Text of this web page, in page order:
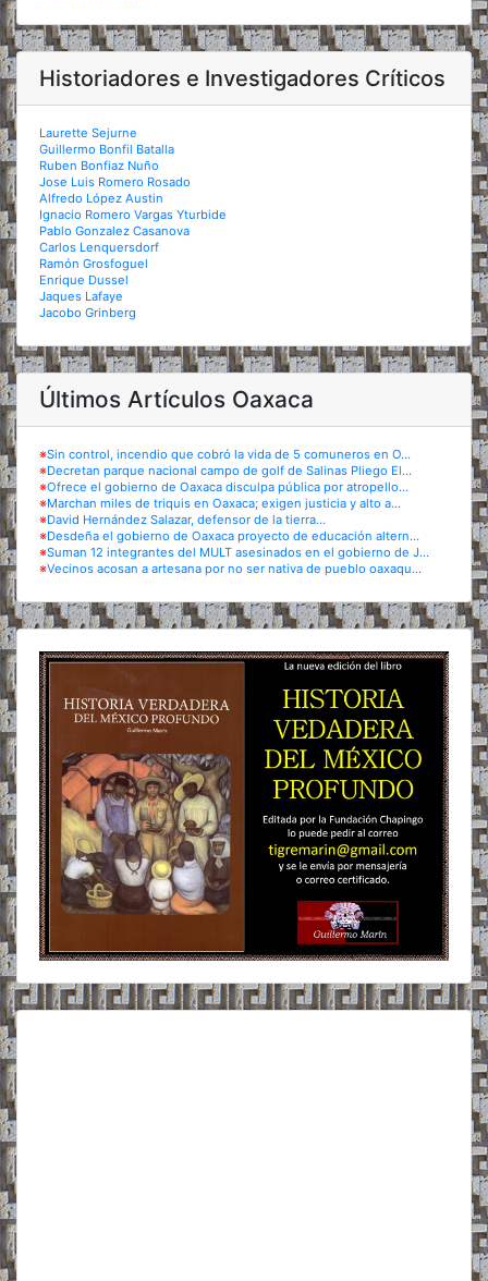
Historiadores e Investigadores Críticos
Laurette Sejurne
Guillermo Bonfil Batalla
Ruben Bonfiaz Nuño
Jose Luis Romero Rosado
Alfredo López Austin
Ignacio Romero Vargas Yturbide
Pablo Gonzalez Casanova
Carlos Lenquersdorf
Ramón Grosfoguel
Enrique Dussel
Jaques Lafaye
Jacobo Grinberg
Últimos Artículos Oaxaca
※Sin control, incendio que cobró la vida de 5 comuneros en O...
※Decretan parque nacional campo de golf de Salinas Pliego El...
※Ofrece el gobierno de Oaxaca disculpa pública por atropello...
※Marchan miles de triquis en Oaxaca; exigen justicia y alto a...
※David Hernández Salazar, defensor de la tierra...
※Desdeña el gobierno de Oaxaca proyecto de educación altern...
※Suman 12 integrantes del MULT asesinados en el gobierno de J...
※Vecinos acosan a artesana por no ser nativa de pueblo oaxaqu...